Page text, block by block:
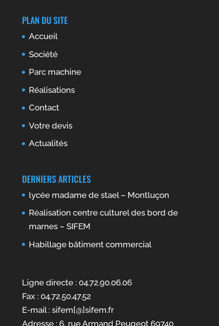
PLAN DU SITE
Accueil
Société
Parc machine
Réalisations
Contact
Votre devis
Actualités
DERNIERS ARTICLES
lycée madame de stael – Montluçon
Réalisation centre culturel des bord de
marnes – SIFEM
Habillage bâtiment commercial
Ligne directe : 04.72.90.06.06
Fax : 04.72.50.47.52
E-mail : sifem[@]sifem.fr
Adresse : 6, rue Armand Peugeot 69740